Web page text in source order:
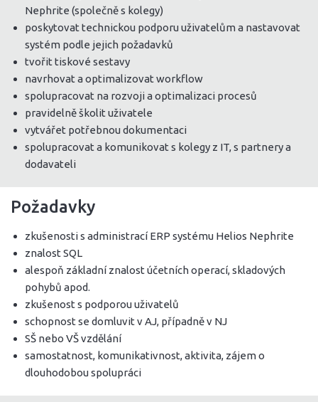
Nephrite (společně s kolegy)
poskytovat technickou podporu uživatelům a nastavovat
systém podle jejich požadavků
tvořit tiskové sestavy
navrhovat a optimalizovat workflow
spolupracovat na rozvoji a optimalizaci procesů
pravidelně školit uživatele
vytvářet potřebnou dokumentaci
spolupracovat a komunikovat s kolegy z IT, s partnery a
dodavateli
Požadavky
zkušenosti s administrací ERP systému Helios Nephrite
znalost SQL
alespoň základní znalost účetních operací, skladových
pohybů apod.
zkušenost s podporou uživatelů
schopnost se domluvit v AJ, případně v NJ
SŠ nebo VŠ vzdělání
samostatnost, komunikativnost, aktivita, zájem o
dlouhodobou spolupráci